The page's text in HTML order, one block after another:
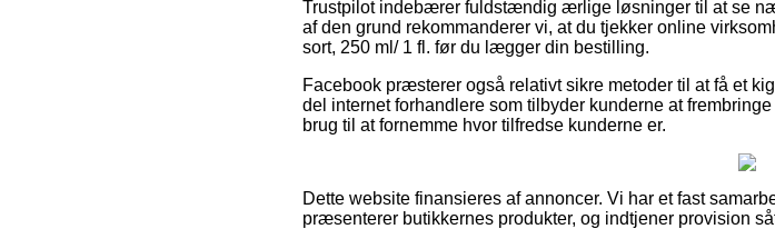
Trustpilot indebærer fuldstændig ærlige løsninger til at se
af den grund rekommanderer vi, at du tjekker online
sort, 250 ml/ 1 fl. før du lægger din bestilling.
Facebook præsterer også relativt sikre metoder til at få et
del internet forhandlere som tilbyder kunderne at
brug til at fornemme hvor tilfredse kunderne er.
Dette website finansieres af annoncer. Vi har et fast
præsenterer butikkernes produkter, og indtjener provision